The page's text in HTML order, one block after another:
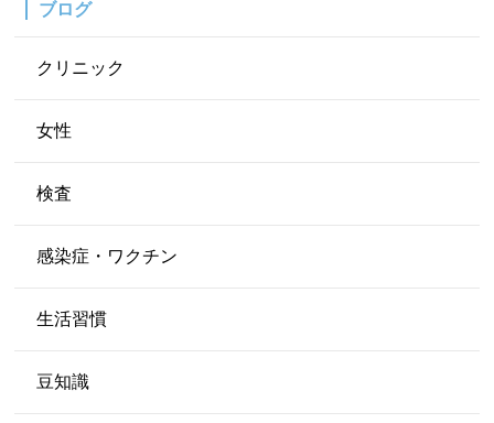
ブログ
クリニック
女性
検査
感染症・ワクチン
生活習慣
豆知識